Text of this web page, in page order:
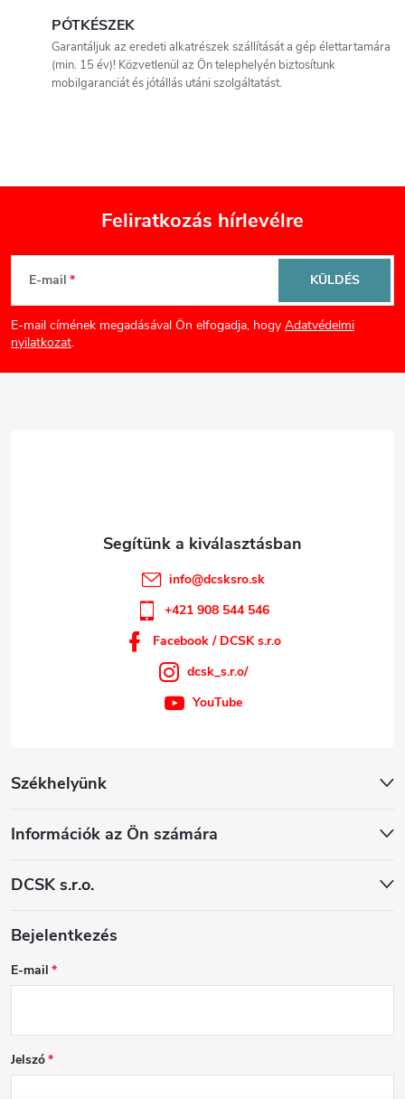
i
PÓTKÉSZEK
Garantáljuk az eredeti alkatrészek szállítását a gép élettartamára
(min. 15 év)! Közvetlenül az Ön telephelyén biztosítunk
mobilgaranciát és jótállás utáni szolgáltatást.
L
á
b
Feliratkozás hírlevélre
E-mail
E-mail címének megadásával Ön elfogadja, hogy Adatvédelmi
nyilatkozat.
KÜLDÉS
Székhelyünk
Információk az Ön számára
DCSK s.r.o.
info@dcsksro.sk
+421 908 544 546
Facebook / DCSK s.r.o
dcsk_s.r.o/
YouTube
Bejelentkezés
E-mail
Jelszó